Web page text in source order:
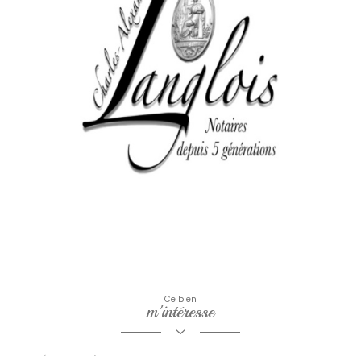
Ce bien
m'intéresse